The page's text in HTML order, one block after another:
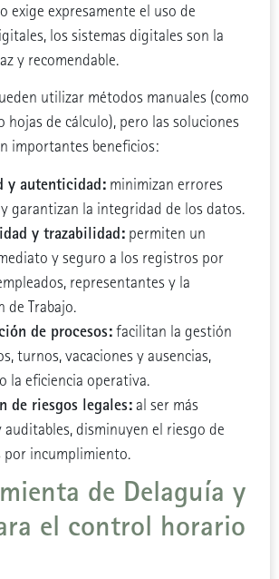
exige expresamente el uso de
los sistemas digitales son la
y recomendable.
utilizar métodos manuales (como
hojas de cálculo), pero las soluciones
importantes beneficios:
y autenticidad:minimizan errores
garantizan la integridad de los datos.
y trazabilidad:permiten un
y seguro a los registros por
representantes y la
de Trabajo.
de procesos:facilitan la gestión
turnos, vacaciones y ausencias,
la eficiencia operativa.
de riesgos legales:al ser más
auditables, disminuyen el riesgo de
por incumplimiento.
de Delaguía y
el control horario